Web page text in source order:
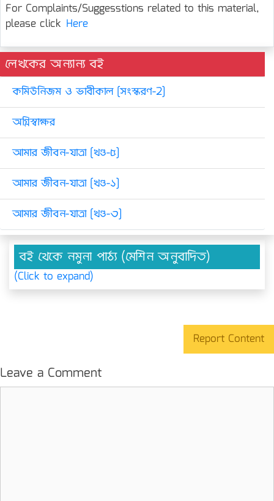
For Complaints/Suggesstions related to this material,
please click Here
লেখকের অন্যান্য বই
কমিউনিজম ও ভাবীকাল [সংস্করণ-2]
অগ্নিস্বাক্ষর
আমার জীবন-যাত্রা [খণ্ড-৫]
আমার জীবন-যাত্রা [খণ্ড-১]
আমার জীবন-যাত্রা [খণ্ড-৩]
বই থেকে নমুনা পাঠ্য (মেশিন অনুবাদিত)
(Click to expand)
Report Content
Leave a Comment